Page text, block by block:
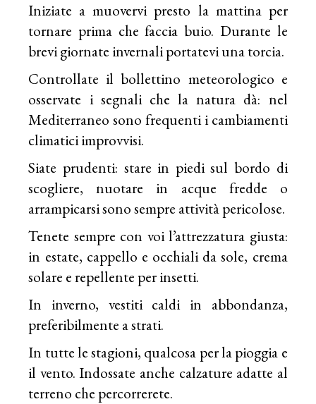
Iniziate a muovervi presto la mattina per
tornare prima che faccia buio. Durante le
brevi giornate invernali portatevi una torcia.
Controllate il bollettino meteorologico e
osservate i segnali che la natura dà: nel
Mediterraneo sono frequenti i cambiamenti
climatici improvvisi.
Siate prudenti: stare in piedi sul bordo di
scogliere, nuotare in acque fredde o
arrampicarsi sono sempre attività pericolose.
Tenete sempre con voi l’attrezzatura giusta:
in estate, cappello e occhiali da sole, crema
solare e repellente per insetti.
In inverno, vestiti caldi in abbondanza,
preferibilmente a strati.
In tutte le stagioni, qualcosa per la pioggia e
il vento. Indossate anche calzature adatte al
terreno che percorrerete.